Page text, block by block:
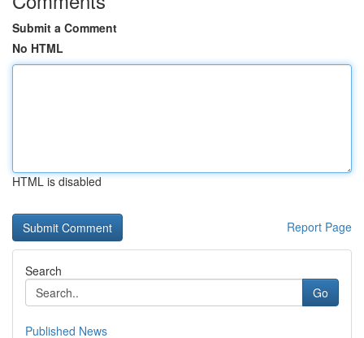
Submit a Comment
No HTML
HTML is disabled
Report Page
Search
Go
Published News